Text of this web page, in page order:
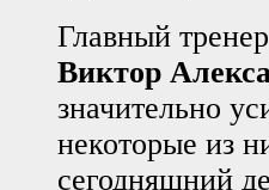
Главный
Виктор
значительно
некоторые из
сегодняшний